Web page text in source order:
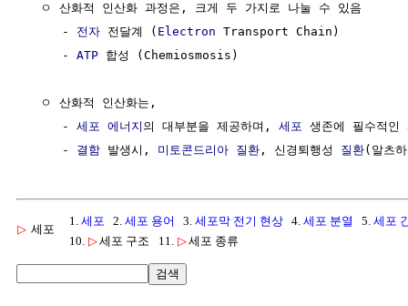
  ㅇ 산화적 인산화 과정은, 크게 두 가지로 나눌 수 있음
     -
전자 전달계 ( Electron Transport Chain)
     -
ATP 합성 (Chemiosmosis)
  ㅇ 산화적 인산화는,
     -
세포 에너지 의 대부분을 제공하며, 세포 생존에 필수적인
     -
결함 발생시, 미토콘드리아 질환 , 신경퇴행성 질환
▷ 세포
1. 세포 2. 세포 용어 3. 세포막 전기 현상 4. 세포 분열 5. 세포
10. ▷세포 구조 11. ▷세포 종류
검색